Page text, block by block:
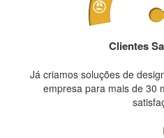
Clientes
Já criamos soluções de
empresa para mais de 30